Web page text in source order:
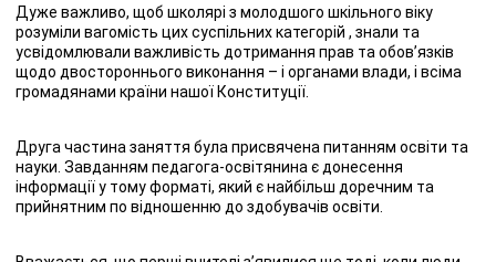
Дуже важливо, щоб школярі з молодшого шкільного віку
розуміли вагомість цих суспільних категорій , знали та
усвідомлювали важливість дотримання прав та обов’язків
щодо двостороннього виконання – і органами влади, і всіма
громадянами країни нашої Конституції.
Друга частина заняття була присвячена питанням освіти та
науки. Завданням педагога-освітянина є донесення
інформації у тому форматі, який є найбільш доречним та
прийнятним по відношенню до здобувачів освіти.